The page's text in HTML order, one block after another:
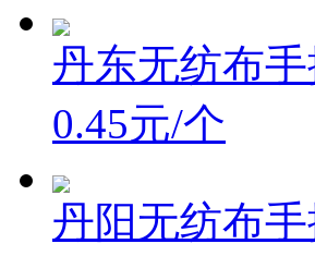
丹东无纺布
0.45元/个
丹阳无纺布